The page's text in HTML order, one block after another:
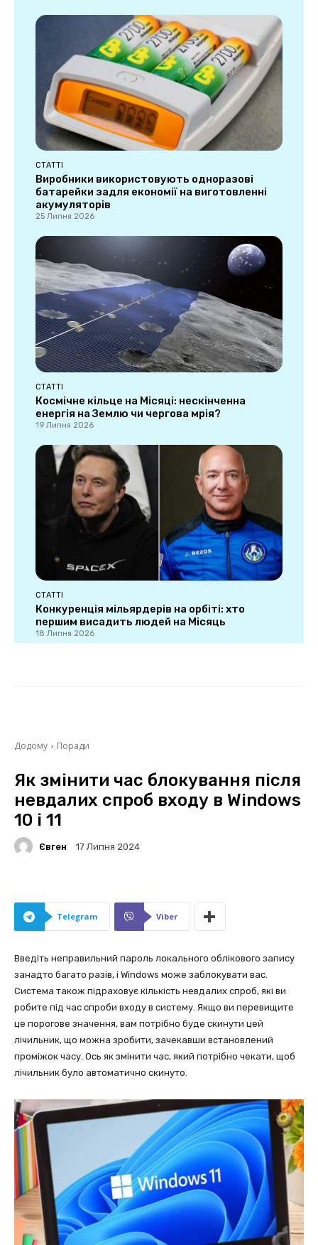
СТАТТІ
Виробники використовують одноразові
батарейки задля економії на виготовленні
акумуляторів
25 Липня 2026
СТАТТІ
Космічне кільце на Місяці: нескінченна
енергія на Землю чи чергова мрія?
19 Липня 2026
СТАТТІ
Конкуренція мільярдерів на орбіті: хто
першим висадить людей на Місяць
18 Липня 2026